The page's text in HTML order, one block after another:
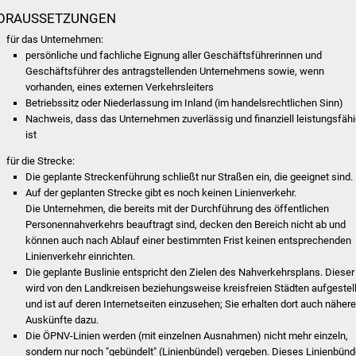
für das Unternehmen:
persönliche und fachliche Eignung aller Geschäftsführerinnen und
Geschäftsführer des antragstellenden Unternehmens sowie, wenn
vorhanden, eines externen Verkehrsleiters
Betriebssitz oder Niederlassung im Inland (im handelsrechtlichen Sinn)
Nachweis, dass das Unternehmen zuverlässig und finanziell
ist
für die Strecke:
Die geplante Streckenführung schließt nur Straßen ein, die geeignet sind.
Auf der geplanten Strecke gibt es noch keinen Linienverkehr.
Die Unternehmen, die bereits mit der Durchführung des öffentlichen
Personennahverkehrs beauftragt sind, decken den Bereich nicht ab und
können auch nach Ablauf einer bestimmten Frist keinen entsprechenden
Linienverkehr einrichten.
Die geplante Buslinie entspricht den Zielen des Nahverkehrsplans. Dieser
wird von den Landkreisen beziehungsweise kreisfreien Städten
und ist auf deren Internetseiten einzusehen; Sie erhalten dort auch nähere
Auskünfte dazu.
Die ÖPNV-Linien werden (mit einzelnen Ausnahmen) nicht mehr einzeln,
sondern nur noch "gebündelt" (Linienbündel) vergeben. Dieses